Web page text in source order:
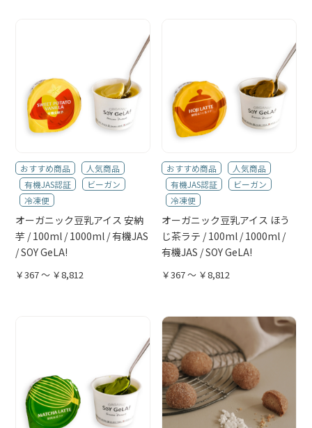
おすすめ商品
人気商品
有機JAS認証
ビーガン
冷凍便
オーガニック豆乳アイス 安納
芋 / 100ml / 1000ml / 有機JAS
/ SOY GeLA!
￥367 ～ ￥8,812
おすすめ商品
人気商品
有機JAS認証
ビーガン
冷凍便
オーガニック豆乳アイス ほう
じ茶ラテ / 100ml / 1000ml /
有機JAS / SOY GeLA!
￥367 ～ ￥8,812